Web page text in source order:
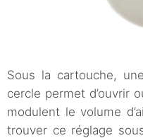
Sous la cartouche,
cercle permet d’ouvrir
modulent le volume
trouver ce réglage